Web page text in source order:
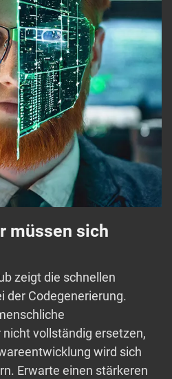
müssen sich
zeigt die schnellen
der Codegenerierung.
vollständig ersetzen,
wird sich
Erwarte einen stärkeren